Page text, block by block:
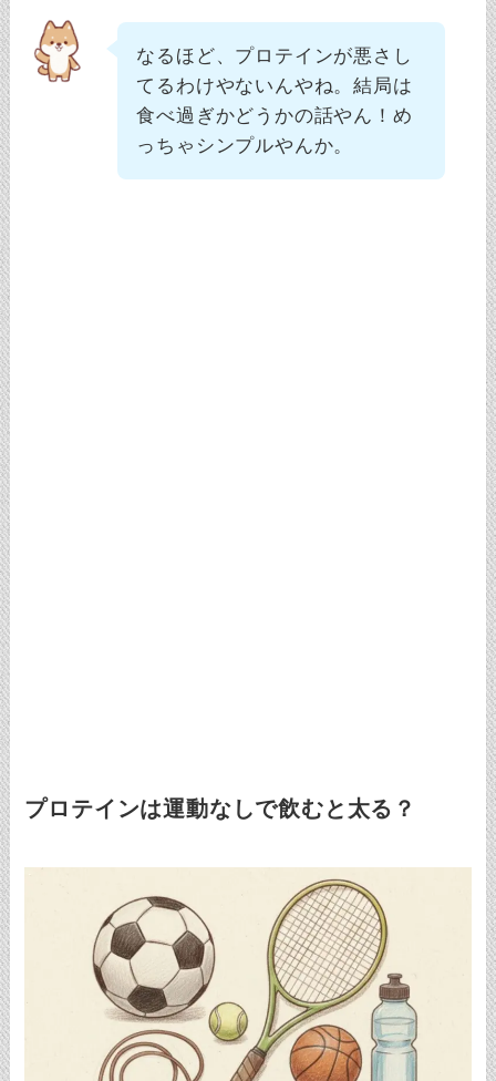
なるほど、プロテインが悪さし
てるわけやないんやね。結局は
食べ過ぎかどうかの話やん！め
っちゃシンプルやんか。
プロテインは運動なしで飲むと太る？